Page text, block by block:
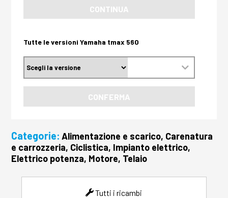
CONTINUA
Tutte le versioni Yamaha tmax 560
CONFERMA
Categorie: Alimentazione e scarico, Carenatura
e carrozzeria, Ciclistica, Impianto elettrico,
Elettrico potenza, Motore, Telaio
Tutti i ricambi